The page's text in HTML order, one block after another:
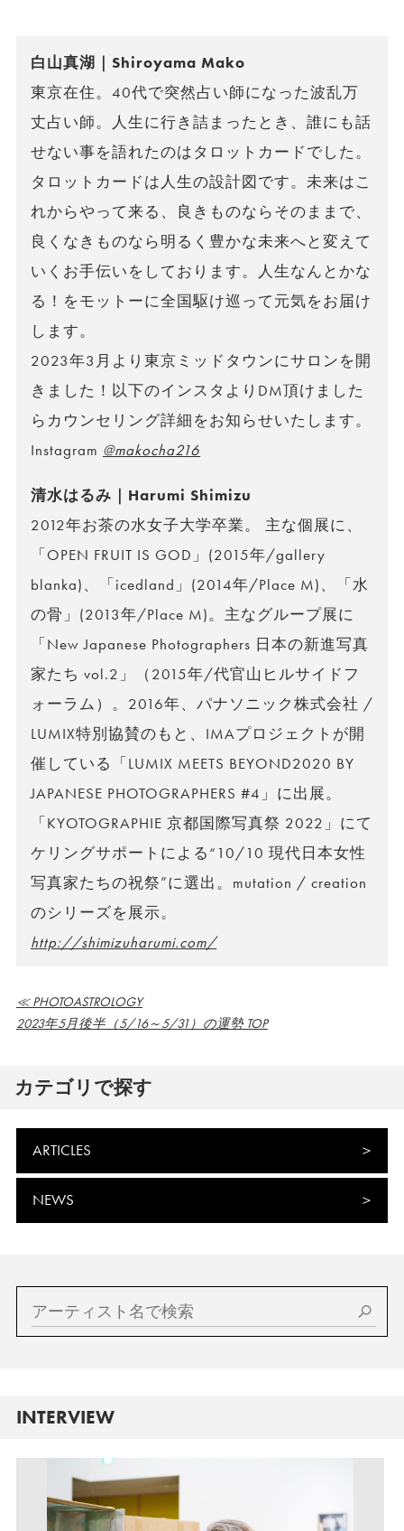
白山真湖｜Shiroyama Mako
東京在住。40代で突然占い師になった波乱万
丈占い師。人生に行き詰まったとき、誰にも話
せない事を語れたのはタロットカードでした。
タロットカードは人生の設計図です。未来はこ
れからやって来る、良きものならそのままで、
良くなきものなら明るく豊かな未来へと変えて
いくお手伝いをしております。人生なんとかな
る！をモットーに全国駆け巡って元気をお届け
します。
2023年3月より東京ミッドタウンにサロンを開
きました！以下のインスタよりDM頂けました
らカウンセリング詳細をお知らせいたします。
Instagram @makocha216
清水はるみ｜Harumi Shimizu
2012年お茶の水女子大学卒業。 主な個展に、
「OPEN FRUIT IS GOD」(2015年/gallery
blanka)、「icedland」(2014年/Place M)、「水
の骨」(2013年/Place M)。主なグループ展に
「New Japanese Photographers 日本の新進写真
家たち vol.2」（2015年/代官山ヒルサイドフ
ォーラム）。2016年、パナソニック株式会社 /
LUMIX特別協賛のもと、IMAプロジェクトが開
催している「LUMIX MEETS BEYOND2020 BY
JAPANESE PHOTOGRAPHERS #4」に出展。
「KYOTOGRAPHIE 京都国際写真祭 2022」にて
ケリングサポートによる“10/10 現代日本女性
写真家たちの祝祭”に選出。mutation / creation
のシリーズを展示。
http://shimizuharumi.com/
≪ PHOTOASTROLOGY
2023年5月後半（5/16～5/31）の運勢 TOP
カテゴリで探す
ARTICLES
NEWS
INTERVIEW